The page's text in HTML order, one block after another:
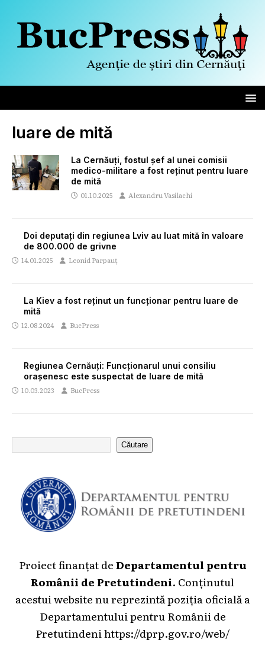
luare de mită
La Cernăuți, fostul șef al unei comisii
medico-militare a fost reținut pentru luare
de mită
01.10.2025 Alexandru Vasilachi
Doi deputați din regiunea Lviv au luat mită în valoare
de 800.000 de grivne
14.01.2025 Leonid Parpauț
La Kiev a fost reținut un funcționar pentru luare de
mită
12.08.2024 BucPress
Regiunea Cernăuți: Funcționarul unui consiliu
orașenesc este suspectat de luare de mită
10.03.2023 BucPress
Căutare
Proiect finanțat deDepartamentul pentru
Românii de Pretutindeni. Conținutul
acestui website nu reprezintă poziția oficială a
Departamentului pentru Românii de
Pretutindeni https://dprp.gov.ro/web/